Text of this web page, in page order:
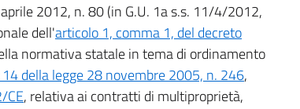
2012, n. 80 (in G.U. 1a s.s. 11/4/2012,
dell'articolo 1, comma 1, del decreto
normativa statale in tema di ordinamento
della legge 28 novembre 2005, n. 246,
, relativa ai contratti di multiproprietà,